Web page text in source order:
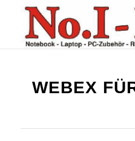
WEBEX